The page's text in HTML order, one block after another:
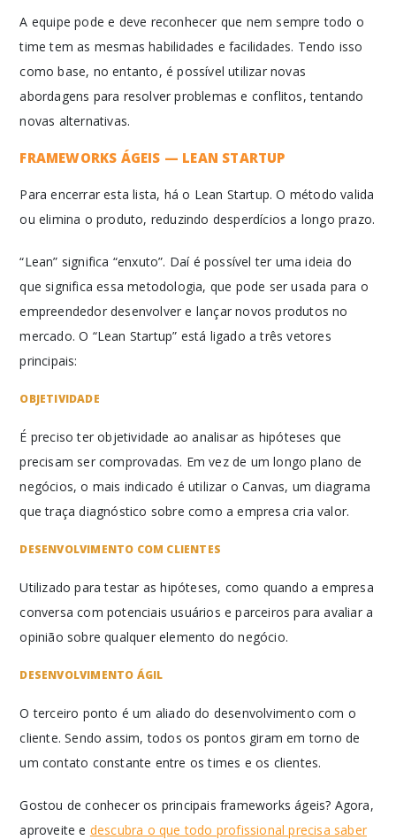
A equipe pode e deve reconhecer que nem sempre todo o
time tem as mesmas habilidades e facilidades. Tendo isso
como base, no entanto, é possível utilizar novas
abordagens para resolver problemas e conflitos, tentando
novas alternativas.
FRAMEWORKS ÁGEIS — LEAN STARTUP
Para encerrar esta lista, há o Lean Startup. O método valida
ou elimina o produto, reduzindo desperdícios a longo prazo.
“Lean” significa “enxuto”. Daí é possível ter uma ideia do
que significa essa metodologia, que pode ser usada para o
empreendedor desenvolver e lançar novos produtos no
mercado. O “Lean Startup” está ligado a três vetores
principais:
OBJETIVIDADE
É preciso ter objetividade ao analisar as hipóteses que
precisam ser comprovadas. Em vez de um longo plano de
negócios, o mais indicado é utilizar o Canvas, um diagrama
que traça diagnóstico sobre como a empresa cria valor.
DESENVOLVIMENTO COM CLIENTES
Utilizado para testar as hipóteses, como quando a empresa
conversa com potenciais usuários e parceiros para avaliar a
opinião sobre qualquer elemento do negócio.
DESENVOLVIMENTO ÁGIL
O terceiro ponto é um aliado do desenvolvimento com o
cliente. Sendo assim, todos os pontos giram em torno de
um contato constante entre os times e os clientes.
Gostou de conhecer os principais frameworks ágeis? Agora,
aproveite e descubra o que todo profissional precisa saber